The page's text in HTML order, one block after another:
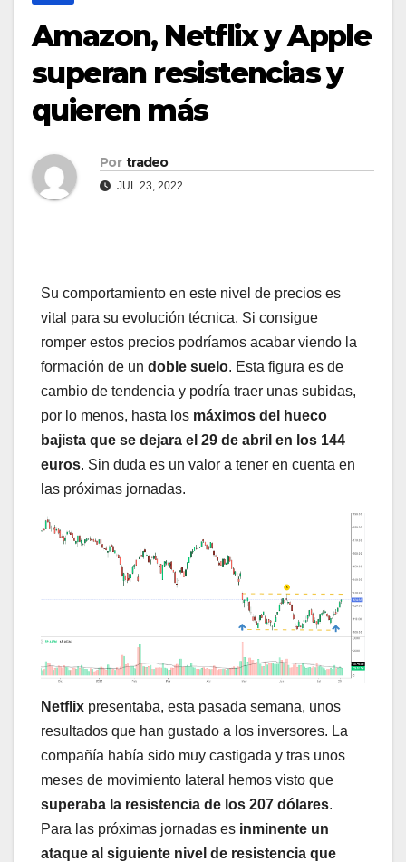
Amazon, Netflix y Apple
superan resistencias y
quieren más
Por tradeo
JUL 23, 2022
Su comportamiento en este nivel de precios es
vital para su evolución técnica. Si consigue
romper estos precios podríamos acabar viendo la
formación de un doble suelo. Esta figura es de
cambio de tendencia y podría traer unas subidas,
por lo menos, hasta los máximos del hueco
bajista que se dejara el 29 de abril en los 144
euros. Sin duda es un valor a tener en cuenta en
las próximas jornadas.
Netflix presentaba, esta pasada semana, unos
resultados que han gustado a los inversores. La
compañía había sido muy castigada y tras unos
meses de movimiento lateral hemos visto que
superaba la resistencia de los 207 dólares.
Para las próximas jornadas es inminente un
ataque al siguiente nivel de resistencia que